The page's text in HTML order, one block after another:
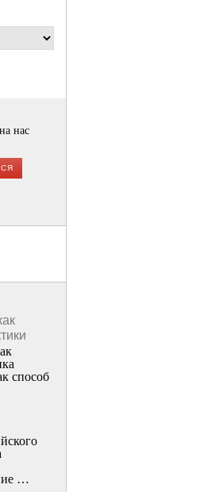
нас
способ
…